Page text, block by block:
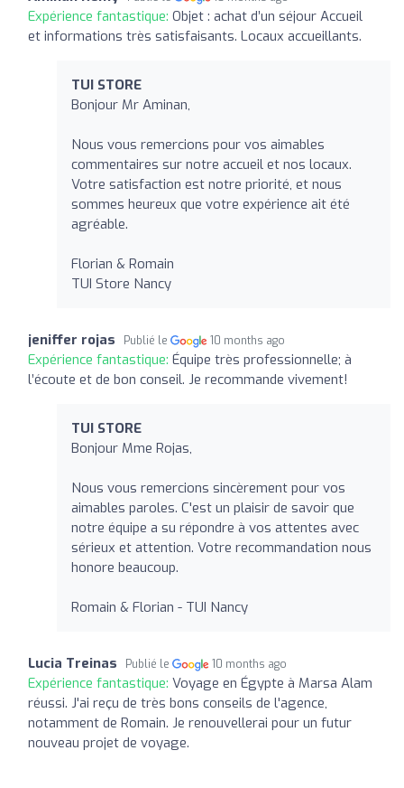
Expérience fantastique: Objet : achat d’un séjour Accueil
et informations très satisfaisants. Locaux accueillants.
TUI STORE
Bonjour Mr Aminan,
Nous vous remercions pour vos aimables
commentaires sur notre accueil et nos locaux.
Votre satisfaction est notre priorité, et nous
sommes heureux que votre expérience ait été
agréable.
Florian & Romain
TUI Store Nancy
jeniffer rojas Publié le 10 months ago
Expérience fantastique: Équipe très professionnelle; à
l’écoute et de bon conseil. Je recommande vivement!
TUI STORE
Bonjour Mme Rojas,
Nous vous remercions sincèrement pour vos
aimables paroles. C'est un plaisir de savoir que
notre équipe a su répondre à vos attentes avec
sérieux et attention. Votre recommandation nous
honore beaucoup.
Romain & Florian - TUI Nancy
Lucia Treinas Publié le 10 months ago
Expérience fantastique: Voyage en Égypte à Marsa Alam
réussi. J'ai reçu de très bons conseils de l'agence,
notamment de Romain. Je renouvellerai pour un futur
nouveau projet de voyage.